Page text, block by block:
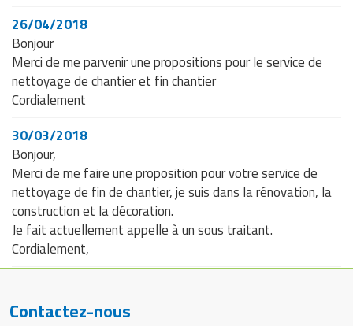
26/04/2018
Bonjour
Merci de me parvenir une propositions pour le service de
nettoyage de chantier et fin chantier
Cordialement
30/03/2018
Bonjour,
Merci de me faire une proposition pour votre service de
nettoyage de fin de chantier, je suis dans la rénovation, la
construction et la décoration.
Je fait actuellement appelle à un sous traitant.
Cordialement,
Contactez-nous